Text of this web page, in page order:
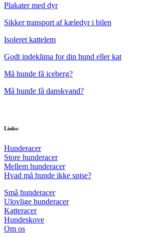
Plakater med dyr
Sikker transport af kæledyr i bilen
Isoleret kattelem
Godt indeklima for din hund eller kat
Må hunde få iceberg?
Må hunde få danskvand?
Links:
Hunderacer
Store hunderacer
Mellem hunderacer
Hvad må hunde ikke spise?
Små hunderacer
Ulovlige hunderacer
Katteracer
Hundeskove
Om os